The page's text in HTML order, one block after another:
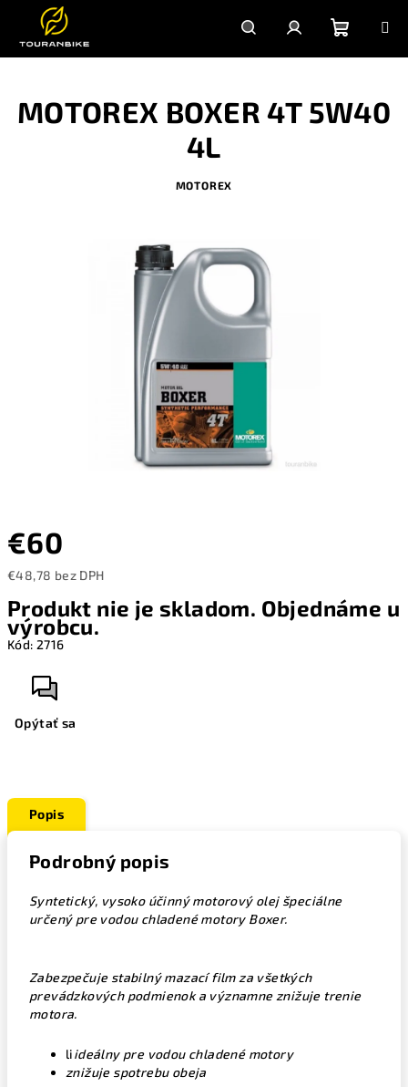
obsah
košík
€60
€48,78 bez DPH
cena:
Produkt nie je skladom. Objednáme u
výrobcu.
Kód: 2716
Opýtať sa
MOTOREX BOXER 4T 5W40
4L
MOTOREX
Popis
Podrobný popis
Syntetický, vysoko účinný motorový olej špeciálne
určený pre vodou chladené motory Boxer.
Zabezpečuje stabilný mazací film za všetkých
prevádzkových podmienok a významne znižuje trenie
motora.
liideálny pre vodou chladené motory
znižuje spotrebu obeja